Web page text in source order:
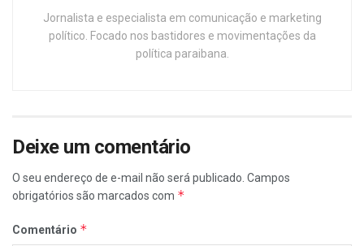
Jornalista e especialista em comunicação e marketing
político. Focado nos bastidores e movimentações da
política paraibana.
Deixe um comentário
O seu endereço de e-mail não será publicado. Campos
obrigatórios são marcados com *
Comentário *